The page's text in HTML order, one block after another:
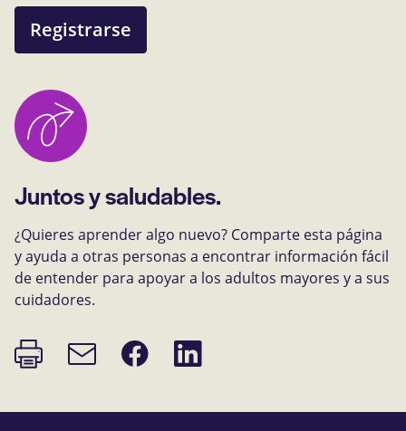
Registrarse
Juntos y saludables.
¿Quieres aprender algo nuevo? Comparte esta página
y ayuda a otras personas a encontrar información fácil
de entender para apoyar a los adultos mayores y a sus
cuidadores.
Imprimir
página
Enlace
de
Compartir
en
Compartir
en